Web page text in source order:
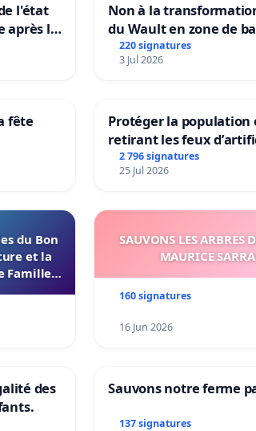
l'état
après la
Non à la
du Wault en zone de
urbaine
220 signatures
3 Jul 2026
fête
Protéger la population
retirant les feux
rayons
2 796 signatures
25 Jul 2026
du Bon
et la
Familles
SAUVONS LES ARBRES
MAURICE
160 signatures
16 Jun 2026
des
Sauvons notre ferme
137 signatures